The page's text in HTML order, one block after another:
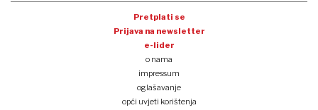
Pretplati se
Prijava na newsletter
e-lider
o nama
impressum
oglašavanje
opći uvjeti korištenja